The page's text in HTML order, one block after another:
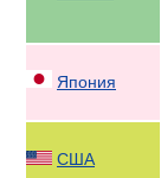
Япония
США